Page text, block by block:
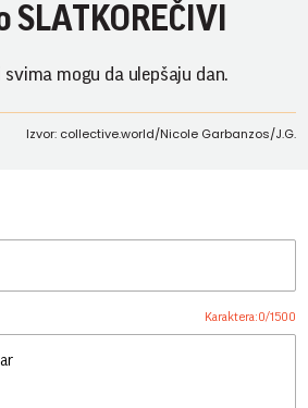
mogu da ulepšaju dan.
Izvor: collective.world/Nicole Garbanzos/J.G.
Karaktera:0/1500